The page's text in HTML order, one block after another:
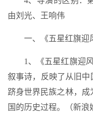
由刘光、王响伟
一、《五星红旗迎
1、《五星红旗迎
叙事诗，反映了从旧中
跻身世界民族之林，
国的历史过程。（新浪